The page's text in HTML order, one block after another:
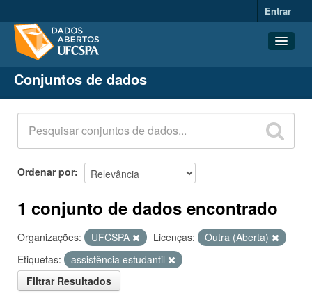
Entrar
Conjuntos de dados
Organizações
Grupos
Sobre
Conjuntos de dados
Ordenar por
1 conjunto de dados encontrado
Organizações: UFCSPA Licenças:
Outra (Aberta)
Etiquetas:
assistência estudantil
Filtrar Resultados